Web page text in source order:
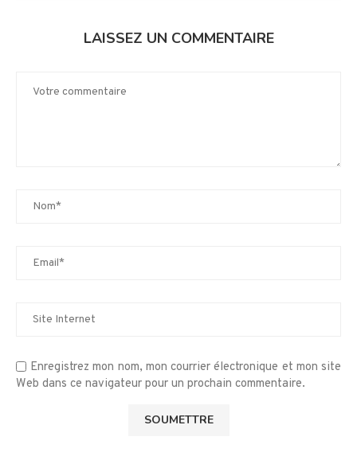
LAISSEZ UN COMMENTAIRE
Enregistrez mon nom, mon courrier électronique et mon site
Web dans ce navigateur pour un prochain commentaire.